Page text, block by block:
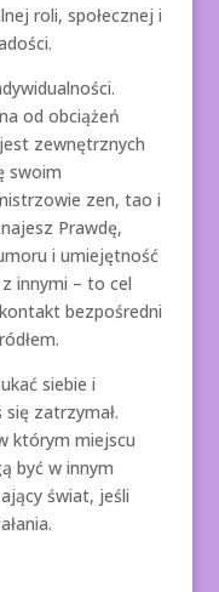
roli, społecznej i
od obciążeń
zewnętrznych
swoim
zen, tao i
Prawdę,
i umiejętność
innymi – to cel
bezpośredni
siebie i
zatrzymał.
którym miejscu
być w innym
świat, jeśli